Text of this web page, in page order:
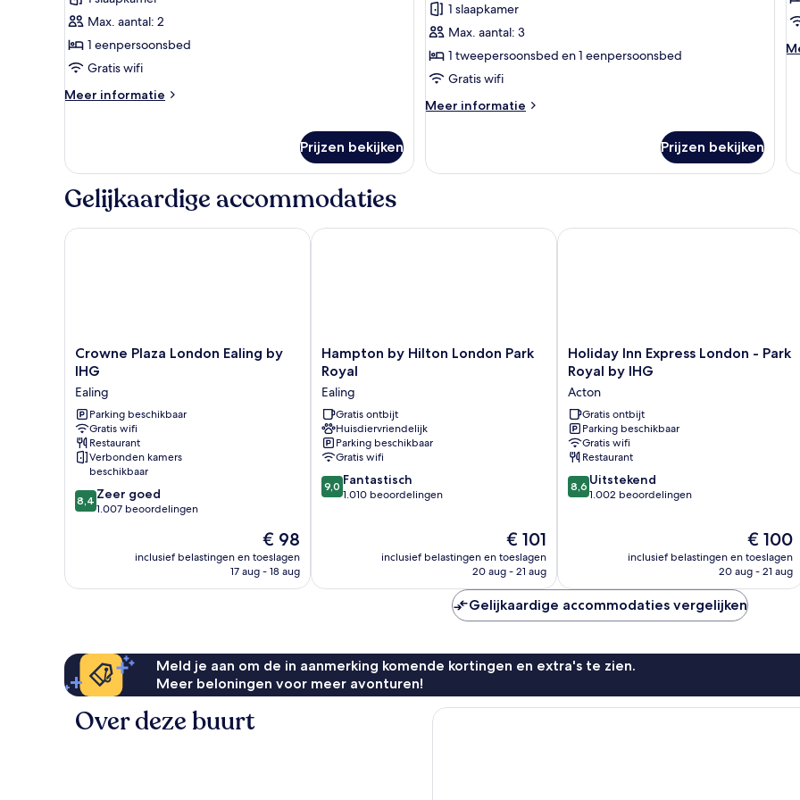
kamer
laden
Max. aantal: 2
1 eenpersoonsbed
Gratis wifi
Meer informatie
Meer
Prijzen bekijken
kamer,
Meerdere
bedden
laden
beoordelingen)
1 slaapkamer
Max. aantal: 3
1 tweepersoonsbed en 1 eenpersoonsbed
Gratis wifi
Meer informatie
Meer
kamer,
Prijzen bekijken
3
Gelijkaardige accommodaties
Crowne
Plaza
Ealing
by
IHG
Ealing
Crowne Plaza London Ealing by
IHG
Ealing
Parking beschikbaar
Gratis wifi
Restaurant
Verbonden kamers
beschikbaar
8.4
van
beoordelingen
8,4 Zeer goed
1.007 beoordelingen
De
prijs
is
€ 98
inclusief belastingen en toeslagen
17 aug - 18 aug
Crowne Plaza London Ealing by IHG
Hampton
by
Hilton
London
Park
Royal
Ealing
Hampton by Hilton London Park
Royal
Ealing
Gratis ontbijt
Huisdiervriendelijk
Parking beschikbaar
Gratis wifi
9.0
van
beoordelingen
9,0 Fantastisch
1.010 beoordelingen
De
prijs
is
€ 101
inclusief belastingen en toeslagen
20 aug - 21 aug
Hampton by Hilton London Park Royal
Holiday
Inn
Express
London
-
Park
Royal
by
IHG
Acton
Holiday Inn Express London - Park
Royal by IHG
Acton
Gratis ontbijt
Parking beschikbaar
Gratis wifi
Restaurant
8.6
van
beoordelingen
8,6 Uitstekend
1.002 beoordelingen
De
prijs
is
€ 100
inclusief belastingen en toeslagen
20 aug - 21 aug
Holiday Inn Express London - Park
Gelijkaardige accommodaties vergelijken
Meld je aan om de in aanmerking komende kortingen en extra's te zien.
Meer beloningen voor meer avonturen!
Over deze buurt